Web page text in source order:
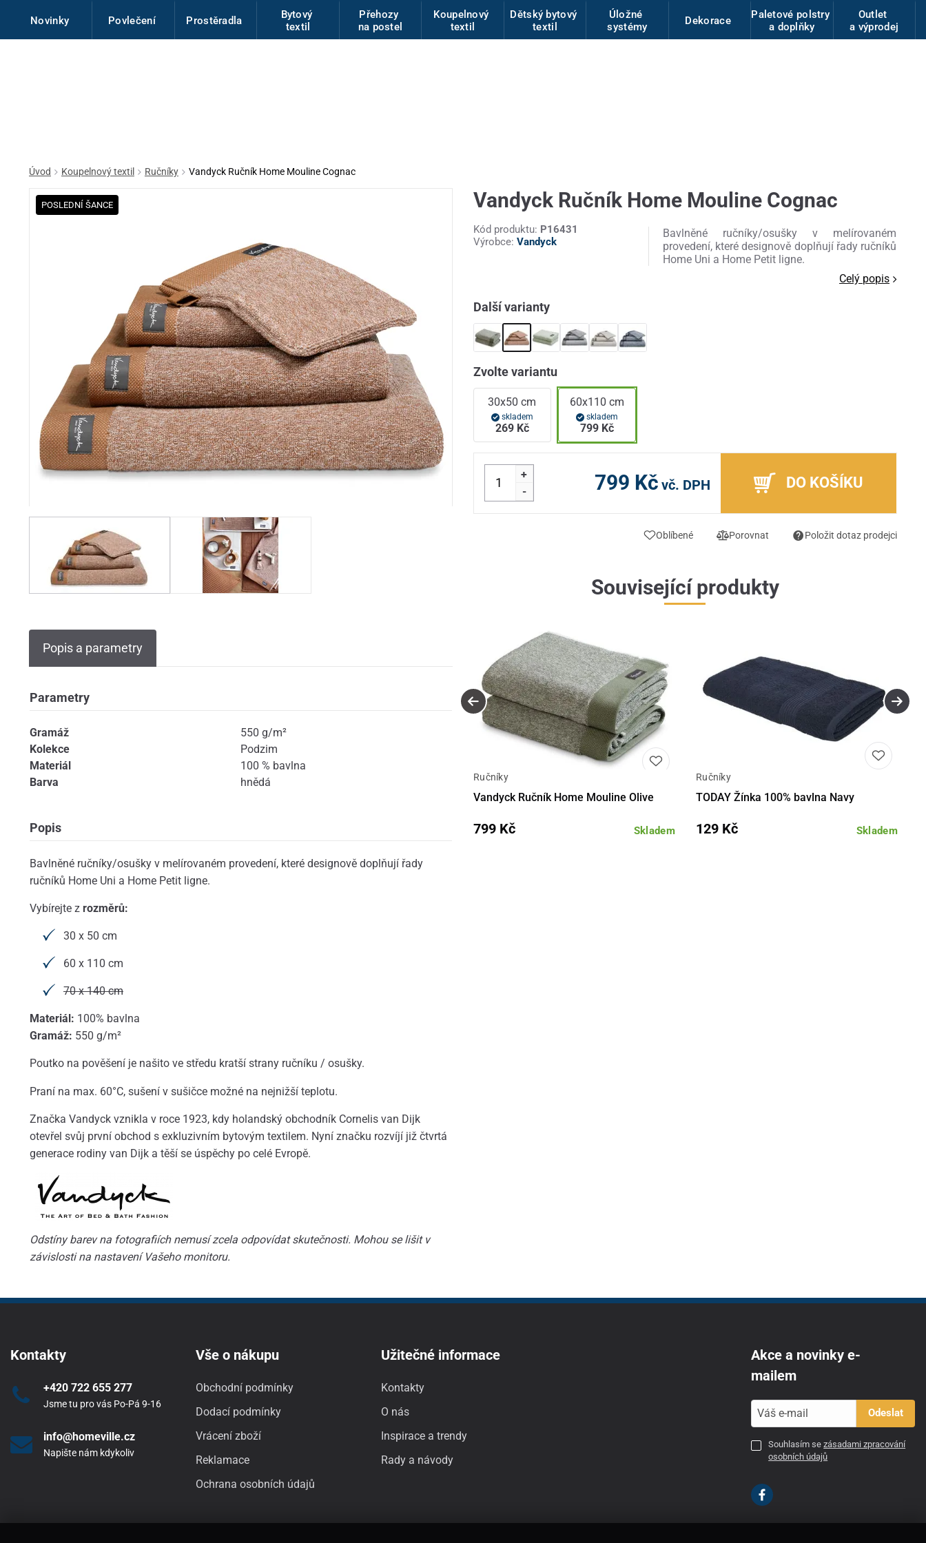
Novinky Povlečení Prostěradla
Bytový
textil
Přehozy
na postel
Koupelnový
textil
Dětský bytový
textil
Úložné
systémy
Dekorace
Paletové polstry
a doplňky
Outlet
a výprodej
Úvod Koupelnový textil Ručníky Vandyck Ručník Home Mouline Cognac
POSLEDNÍ ŠANCE
Popis a parametry
Parametry
Gramáž
550 g/m²
Kolekce
Podzim
Materiál
100 % bavlna
Barva
hnědá
Popis
Bavlněné ručníky/osušky v melírovaném provedení, které designově doplňují řady
ručníků Home Uni a Home Petit ligne.
Vybírejte z rozměrů:
30 x 50 cm
60 x 110 cm
70 x 140 cm
Materiál: 100% bavlna
Gramáž: 550 g/m²
Poutko na pověšení je našito ve středu kratší strany ručníku / osušky.
Praní na max. 60°C, sušení v sušičce možné na nejnižší teplotu.
Značka Vandyck vznikla v roce 1923, kdy holandský obchodník Cornelis van Dijk
otevřel svůj první obchod s exkluzivním bytovým textilem. Nyní značku rozvíjí již čtvrtá
generace rodiny van Dijk a těší se úspěchy po celé Evropě.
Odstíny barev na fotografiích nemusí zcela odpovídat skutečnosti. Mohou se lišit v
závislosti na nastavení Vašeho monitoru.
Vandyck Ručník Home Mouline Cognac
Kód produktu: P16431
Výrobce: Vandyck
Bavlněné ručníky/osušky v melírovaném
provedení, které designově doplňují řady ručníků
Home Uni a Home Petit ligne.
Celý popis
Další varianty
Zvolte variantu
30x50 cm
skladem
269 Kč
60x110 cm
skladem
799 Kč
+
-
799 Kč vč. DPH DO KOŠÍKU
Oblíbené Porovnat Položit dotaz prodejci
Související produkty
Ručníky
Vandyck Ručník Home Mouline Olive
Skladem
799 Kč
Ručníky
TODAY Žínka 100% bavlna Navy
Skladem
129 Kč
Kontakty
+420 722 655 277
Jsme tu pro vás Po-Pá 9-16
info@homeville.cz
Napište nám kdykoliv
Vše o nákupu
Obchodní podmínky
Dodací podmínky
Vrácení zboží
Reklamace
Ochrana osobních údajů
Užitečné informace
Kontakty
O nás
Inspirace a trendy
Rady a návody
Akce a novinky e-
mailem
Odeslat
Souhlasím sezásadami zpracování
osobních údajů